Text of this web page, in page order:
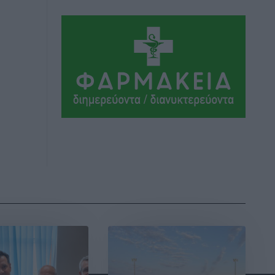
Ροδήλιος: Ο απολογισμός από το
Πανελλήνιο Πρωτάθλημα Πίστας
Αθλητικά • πριν 4 ώρες
Διαγόρας: Μετεγγραφικό ντεμαράζ
Αθλητικά• πριν 5 ώρες